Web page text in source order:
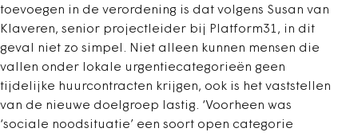
toevoegen in de verordening is dat volgens Susan van
Klaveren, senior projectleider bij Platform31, in dit
geval niet zo simpel. Niet alleen kunnen mensen die
vallen onder lokale urgentiecategorieën geen
tijdelijke huurcontracten krijgen, ook is het vaststellen
van de nieuwe doelgroep lastig. ‘Voorheen was
‘sociale noodsituatie’ een soort open categorie